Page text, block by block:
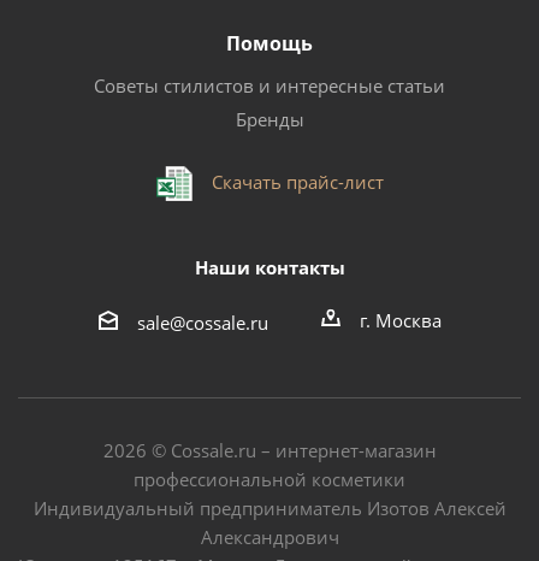
Помощь
Советы стилистов и интересные статьи
Бренды
Скачать прайс-лист
Наши контакты
sale@cossale.ru г. Москва
2026 © Сossale.ru – интернет-магазин
профессиональной косметики
Индивидуальный предприниматель Изотов Алексей
Александрович